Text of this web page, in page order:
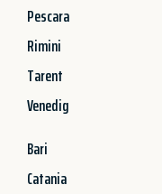
Pescara
Rimini
Tarent
Venedig
Bari
Catania